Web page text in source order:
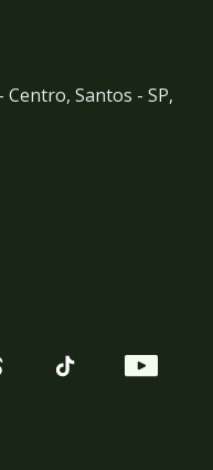
Centro, Santos - SP,